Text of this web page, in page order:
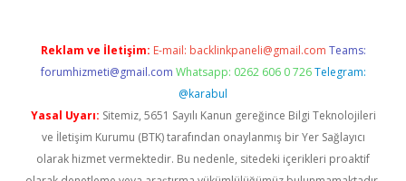
Reklam ve İletişim: E-mail: backlinkpaneli@gmail.com Teams:
forumhizmeti@gmail.com Whatsapp: 0262 606 0 726 Telegram:
@karabul
Yasal Uyarı: Sitemiz, 5651 Sayılı Kanun gereğince Bilgi Teknolojileri
ve İletişim Kurumu (BTK) tarafından onaylanmış bir Yer Sağlayıcı
olarak hizmet vermektedir. Bu nedenle, sitedeki içerikleri proaktif